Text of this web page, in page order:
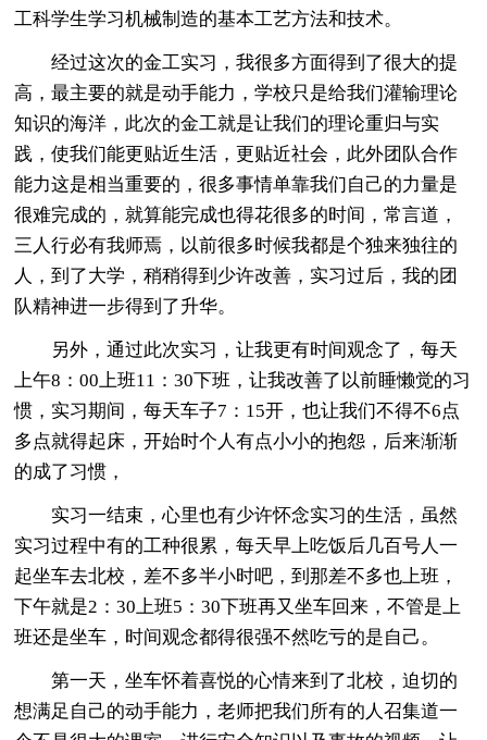
工科学生学习机械制造的基本工艺方法和技术。
经过这次的金工实习，我很多方面得到了很大的提
高，最主要的就是动手能力，学校只是给我们灌输理论
知识的海洋，此次的金工就是让我们的理论重归与实
践，使我们能更贴近生活，更贴近社会，此外团队合作
能力这是相当重要的，很多事情单靠我们自己的力量是
很难完成的，就算能完成也得花很多的时间，常言道，
三人行必有我师焉，以前很多时候我都是个独来独往的
人，到了大学，稍稍得到少许改善，实习过后，我的团
队精神进一步得到了升华。
另外，通过此次实习，让我更有时间观念了，每天
上午8：00上班11：30下班，让我改善了以前睡懒觉的习
惯，实习期间，每天车子7：15开，也让我们不得不6点
多点就得起床，开始时个人有点小小的抱怨，后来渐渐
的成了习惯，
实习一结束，心里也有少许怀念实习的生活，虽然
实习过程中有的工种很累，每天早上吃饭后几百号人一
起坐车去北校，差不多半小时吧，到那差不多也上班，
下午就是2：30上班5：30下班再又坐车回来，不管是上
班还是坐车，时间观念都得很强不然吃亏的是自己。
第一天，坐车怀着喜悦的心情来到了北校，迫切的
想满足自己的动手能力，老师把我们所有的人召集道一